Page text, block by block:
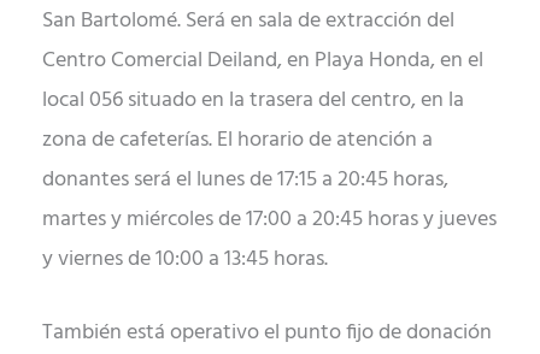
San Bartolomé. Será en sala de extracción del
Centro Comercial Deiland, en Playa Honda, en el
local 056 situado en la trasera del centro, en la
zona de cafeterías. El horario de atención a
donantes será el lunes de 17:15 a 20:45 horas,
martes y miércoles de 17:00 a 20:45 horas y jueves
y viernes de 10:00 a 13:45 horas.
También está operativo el punto fijo de donación